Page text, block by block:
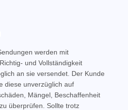
werden mit
und Vollständigkeit
an sie versendet. Der Kunde
diese unverzüglich auf
Mängel, Beschaffenheit
überprüfen. Sollte trotz